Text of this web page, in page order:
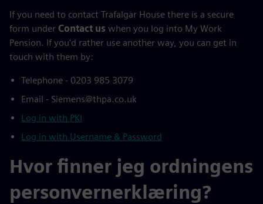
If you need to contact Trafalgar House there is a secure
form under Contact us when you log into My Work
Pension. If you'd rather use another way, you can get in
touch with them by:
Telephone - 0203 985 3079
Email - Siemens@thpa.co.uk
Log in with PKI
Log in with Username & Password
Hvor finner jeg ordningens
personvernerklæring?